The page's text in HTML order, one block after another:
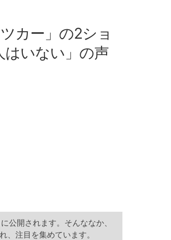
カー」の2ショ
はいない」の声
公開されます。そんななか、
注目を集めています。